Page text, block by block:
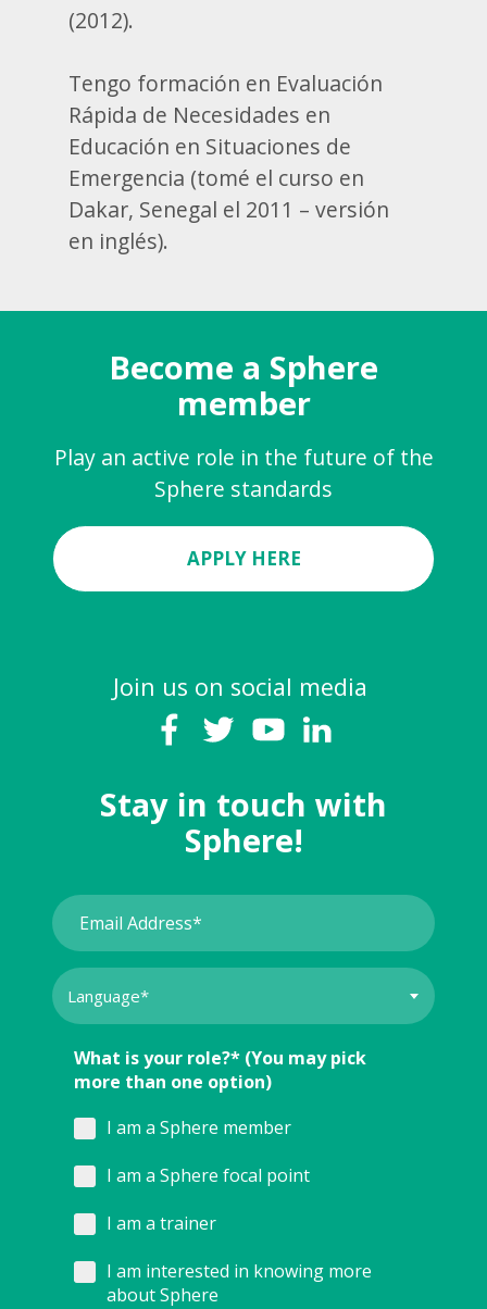
(2012).
Tengo formación en Evaluación
Rápida de Necesidades en
Educación en Situaciones de
Emergencia (tomé el curso en
Dakar, Senegal el 2011 – versión
en inglés).
Become a Sphere
member
Play an active role in the future of the
Sphere standards
APPLY HERE
Join us on social media
Stay in touch with
Sphere!
What is your role?* (You may pick
more than one option)
I am a Sphere member
I am a Sphere focal point
I am a trainer
I am interested in knowing more
about Sphere